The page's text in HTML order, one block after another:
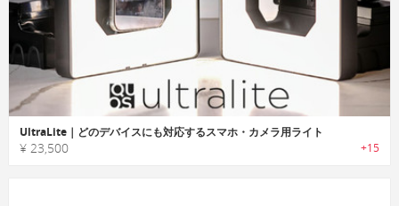
UltraLite｜どのデバイスにも対応するスマホ・カメラ用ライト
¥ 23,500 +15